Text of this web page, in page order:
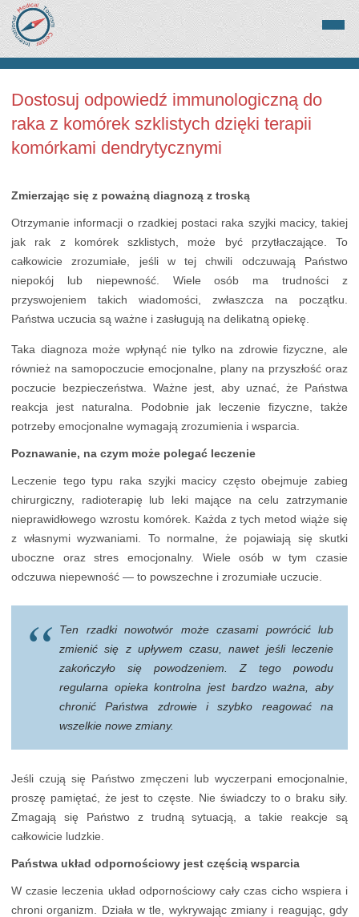
Dostosuj odpowiedź immunologiczną do
raka z komórek szklistych dzięki terapii
komórkami dendrytycznymi
Zmierzając się z poważną diagnozą z troską
Otrzymanie informacji o rzadkiej postaci raka szyjki macicy, takiej
jak rak z komórek szklistych, może być przytłaczające. To
całkowicie zrozumiałe, jeśli w tej chwili odczuwają Państwo
niepokój lub niepewność. Wiele osób ma trudności z
przyswojeniem takich wiadomości, zwłaszcza na początku.
Państwa uczucia są ważne i zasługują na delikatną opiekę.
Taka diagnoza może wpłynąć nie tylko na zdrowie fizyczne, ale
również na samopoczucie emocjonalne, plany na przyszłość oraz
poczucie bezpieczeństwa. Ważne jest, aby uznać, że Państwa
reakcja jest naturalna. Podobnie jak leczenie fizyczne, także
potrzeby emocjonalne wymagają zrozumienia i wsparcia.
Poznawanie, na czym może polegać leczenie
Leczenie tego typu raka szyjki macicy często obejmuje zabieg
chirurgiczny, radioterapię lub leki mające na celu zatrzymanie
nieprawidłowego wzrostu komórek. Każda z tych metod wiąże się
z własnymi wyzwaniami. To normalne, że pojawiają się skutki
uboczne oraz stres emocjonalny. Wiele osób w tym czasie
odczuwa niepewność — to powszechne i zrozumiałe uczucie.
Ten rzadki nowotwór może czasami powrócić lub
zmienić się z upływem czasu, nawet jeśli leczenie
zakończyło się powodzeniem. Z tego powodu
regularna opieka kontrolna jest bardzo ważna, aby
chronić Państwa zdrowie i szybko reagować na
wszelkie nowe zmiany.
Jeśli czują się Państwo zmęczeni lub wyczerpani emocjonalnie,
proszę pamiętać, że jest to częste. Nie świadczy to o braku siły.
Zmagają się Państwo z trudną sytuacją, a takie reakcje są
całkowicie ludzkie.
Państwa układ odpornościowy jest częścią wsparcia
W czasie leczenia układ odpornościowy cały czas cicho wspiera i
chroni organizm. Działa w tle, wykrywając zmiany i reagując, gdy